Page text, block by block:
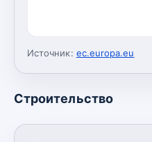
Источник: ec.europa.eu
Строительство